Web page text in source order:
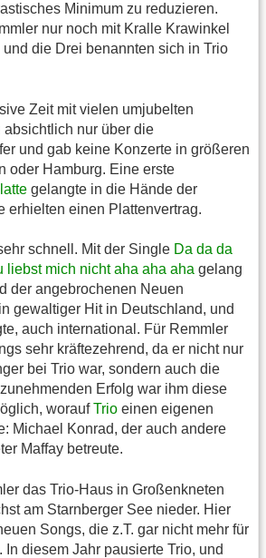
Minimum zu reduzieren.
nur noch mit Kralle Krawinkel
die Drei benannten sich in Trio
Zeit mit vielen umjubelten
absichtlich nur über die
und gab keine Konzerte in größeren
oder Hamburg. Eine erste
gelangte in die Hände der
erhielten einen Plattenvertrag.
schnell. Mit der Single Da da da
liebst mich nicht aha aha aha gelang
der angebrochenen Neuen
gewaltiger Hit in Deutschland, und
auch international. Für Remmler
sehr kräftezehrend, da er nicht nur
bei Trio war, sondern auch die
Erfolg war ihm diese
woraufTrio einen eigenen
Michael Konrad, der auch andere
Maffay betreute.
das Trio-Haus in Großenkneten
am Starnberger See nieder. Hier
Songs, die z.T. gar nicht mehr für
In diesem Jahr pausierte Trio, und